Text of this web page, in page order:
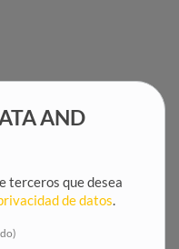
AND
terceros que desea
de datos.